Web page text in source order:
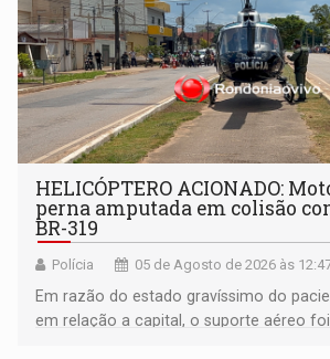
HELICÓPTERO ACIONADO:
perna amputada em colisão
BR-319
Polícia 05 de Agosto de 2026 às
Em razão do estado gravíssimo do
em relação a capital, o suporte aéreo